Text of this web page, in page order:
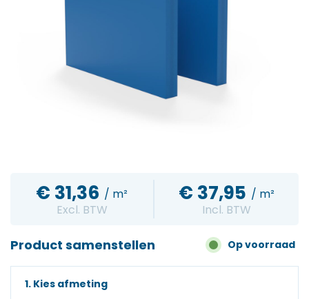
€ 31,36 / m²
Excl. BTW
€ 37,95 / m²
Incl. BTW
Op voorraad
Product samenstellen
1. Kies afmeting